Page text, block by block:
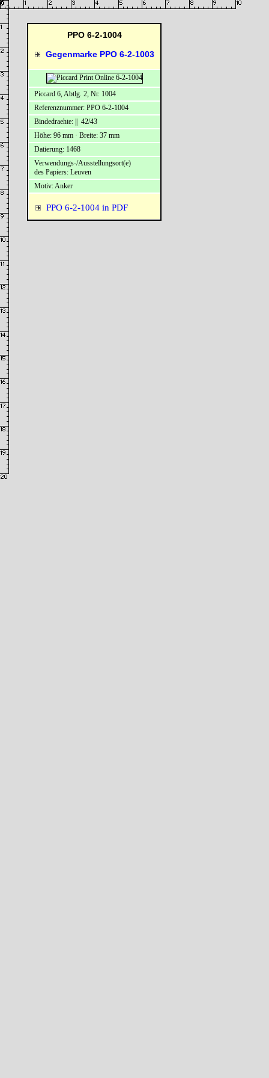
PPO 6-2-1004
Gegenmarke PPO 6-2-1003
PPO 6-2-1004 in PDF
Piccard 6, Abtlg. 2, Nr. 1004
Referenznummer: PPO 6-2-1004
Bindedraehte: || 42/43
Höhe: 96 mm · Breite: 37 mm
Datierung: 1468
Verwendungs-/Ausstellungsort(e)
des Papiers: Leuven
Motiv: Anker